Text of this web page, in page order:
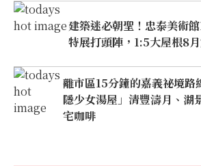
建築迷必朝聖！忠泰美術
特展打頭陣，1:5大屋根8
離市區15分鐘的嘉義祕境路
隱少女湯屋」清豐濤月、湖
宅咖啡